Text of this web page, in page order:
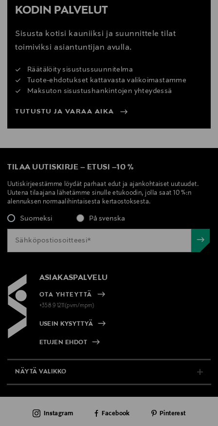
KODIN PALVELUT
Sisusta kotisi kauniiksi ja suunnittele tilat
toimiviksi asiantuntijan avulla.
Räätälöity sisustussuunnitelma
Tuote-ehdotukset kattavasta valikoimastamme
Maksuton sisustushankintojen yhteydessä
TUTUSTU JA VARAA AIKA
TILAA UUTISKIRJE – ETUSI –10 %
Uutiskirjeestämme löydät parhaat edut ja ajankohtaiset uutuudet.
Uutena tilaajana lähetämme sinulle etukoodin, jolla saat 10 %:n
alennuksen normaalihintaisesta kertaostoksesta.
Suomeksi På svenska
ASIAKASPALVELU
OTA YHTEYTTÄ
+358 9 1211(pvm/mpm)
USEIN KYSYTTYÄ
ETUJEN EHDOT
NÄYTÄ VALIKKO
AJANKOHTAISTA
Instagram Facebook Pinterest